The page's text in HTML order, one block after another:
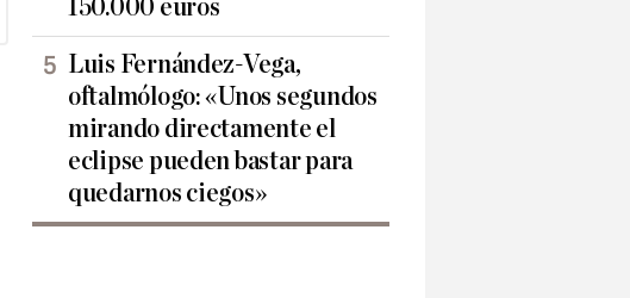
150.000 euros
Luis Fernández-Vega,
oftalmólogo: «Unos segundos
mirando directamente el
eclipse pueden bastar para
quedarnos ciegos»